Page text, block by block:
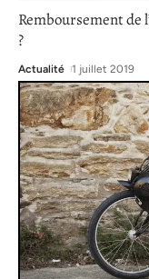
Remboursement de
?
Actualité 1 juillet 2019